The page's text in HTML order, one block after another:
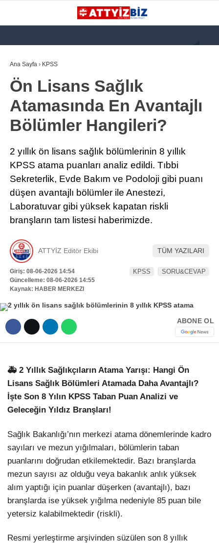
WhatsApp İhbar
Hattı
Facebook
TikTok
Telegram
KATEGORİLER
GÜNDEM
112 ACİL
PARAMEDİK (AABT)
STK
İLANLAR
TERCİH ROBOTU
Ana Sayfa › KPSS
Ön Lisans Sağlık
Atamasında En Avantajlı
Bölümler Hangileri?
2 yıllık ön lisans sağlık bölümlerinin 8 yıllık
KPSS atama puanları analiz edildi. Tıbbi
Sekreterlik, Evde Bakım ve Podoloji gibi puanı
düşen avantajlı bölümler ile Anestezi,
Laboratuvar gibi yüksek kapatan riskli
branşların tam listesi haberimizde.
ATTYİZ Editör Ekibi TÜM YAZILARI
Giriş: 08-06-2026 14:54
Güncelleme: 08-06-2026 14:55
Kaynak: HABER MERKEZI
KPSS SORU&CEVAP
ABONE OL
🚑 2 Yıllık Sağlıkçıların Atama Yarışı: Hangi Ön
Lisans Sağlık Bölümleri Atamada Daha Avantajlı?
İşte Son 8 Yılın KPSS Taban Puan Analizi ve
Geleceğin Yıldız Branşları!
Sağlık Bakanlığı’nın merkezi atama dönemlerinde kadro
sayıları ve mezun yığılmaları, bölümlerin taban
puanlarını doğrudan etkilemektedir. Bazı branşlarda
mezun sayısı az olduğu veya bakanlık anlık yüksek
alım yaptığı için puanlar düşerken (avantajlı), bazı
branşlarda ise yüksek yığılma nedeniyle 85 puan bile
yetersiz kalabilmektedir (riskli).
Resmi yerleştirme arşivinden süzülen son 8 yıllık